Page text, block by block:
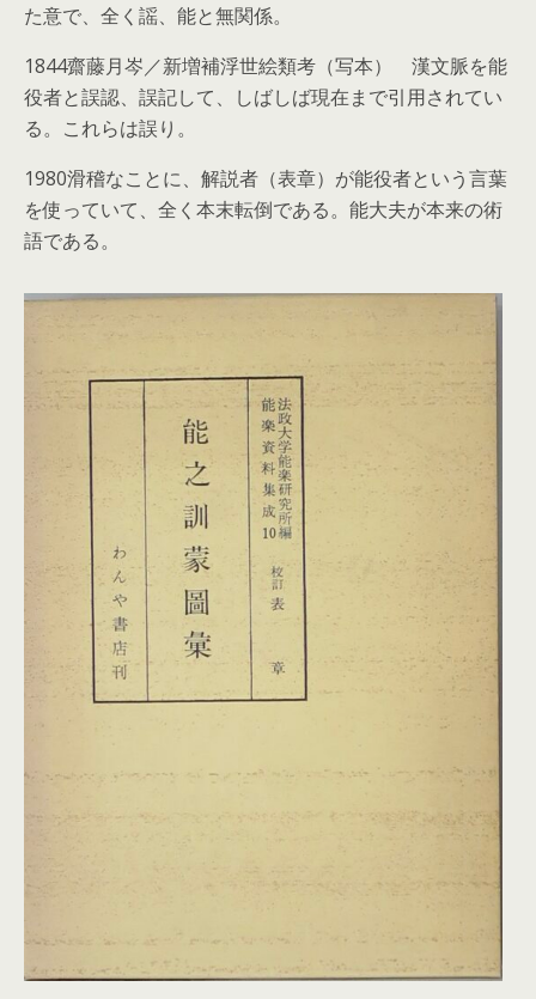
た意で、全く謡、能と無関係。
1844齋藤月岑／新増補浮世絵類考（写本） 漢文脈を能
役者と誤認、誤記して、しばしば現在まで引用されてい
る。これらは誤り。
1980滑稽なことに、解説者（表章）が能役者という言葉
を使っていて、全く本末転倒である。能大夫が本来の術
語である。